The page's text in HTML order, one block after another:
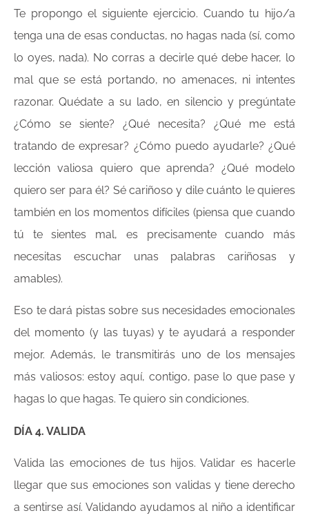
Te propongo el siguiente ejercicio. Cuando tu hijo/a
tenga una de esas conductas, no hagas nada (sí, como
lo oyes, nada). No corras a decirle qué debe hacer, lo
mal que se está portando, no amenaces, ni intentes
razonar. Quédate a su lado, en silencio y pregúntate
¿Cómo se siente? ¿Qué necesita? ¿Qué me está
tratando de expresar? ¿Cómo puedo ayudarle? ¿Qué
lección valiosa quiero que aprenda? ¿Qué modelo
quiero ser para él? Sé cariñoso y dile cuánto le quieres
también en los momentos difíciles (piensa que cuando
tú te sientes mal, es precisamente cuando más
necesitas escuchar unas palabras cariñosas y
amables).
Eso te dará pistas sobre sus necesidades emocionales
del momento (y las tuyas) y te ayudará a responder
mejor. Además, le transmitirás uno de los mensajes
más valiosos: estoy aquí, contigo, pase lo que pase y
hagas lo que hagas. Te quiero sin condiciones.
DÍA 4. VALIDA
Valida las emociones de tus hijos. Validar es hacerle
llegar que sus emociones son validas y tiene derecho
a sentirse así. Validando ayudamos al niño a identificar